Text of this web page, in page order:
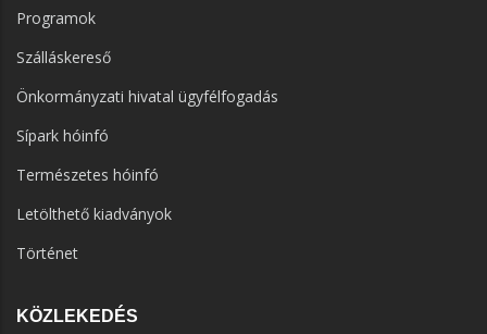
Programok
Szálláskereső
Önkormányzati hivatal ügyfélfogadás
Sípark hóinfó
Természetes hóinfó
Letölthető kiadványok
Történet
KÖZLEKEDÉS